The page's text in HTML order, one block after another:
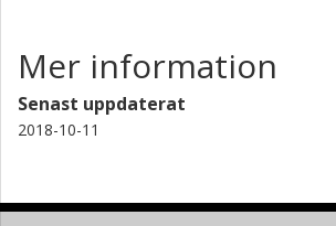
Mer information
Senast uppdaterat
2018-10-11